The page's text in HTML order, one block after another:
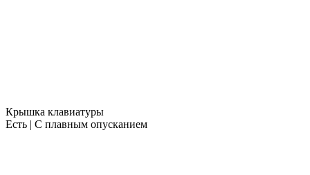
Крышка клавиатуры
Есть | С плавным опусканием